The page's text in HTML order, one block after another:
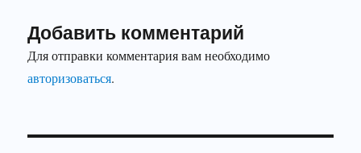
Добавить комментарий
Для отправки комментария вам необходимо
авторизоваться.